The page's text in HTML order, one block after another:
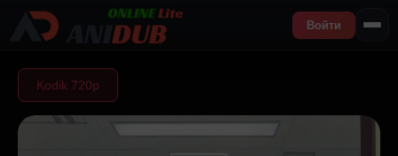
Войти
Kodik 720р